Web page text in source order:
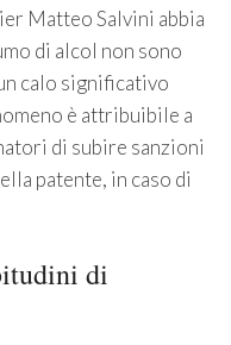
Matteo Salvini abbia
di alcol non sono
calo significativo
è attribuibile a
di subire sanzioni
patente, in caso di
di